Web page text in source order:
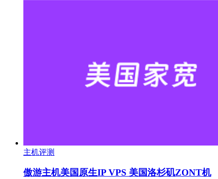
主机评测
傲游主机美国原生IP VPS 美国洛杉矶ZONT机